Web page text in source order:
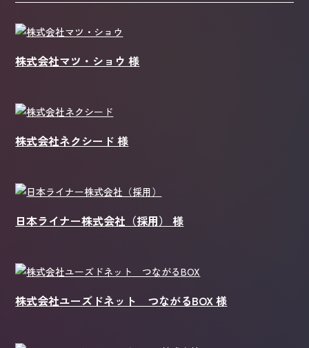
株式会社マツ・ショウ 様
株式会社ネクシード 様
日本ライナー株式会社（採用） 様
株式会社ユーズドネット つながるBOX 様